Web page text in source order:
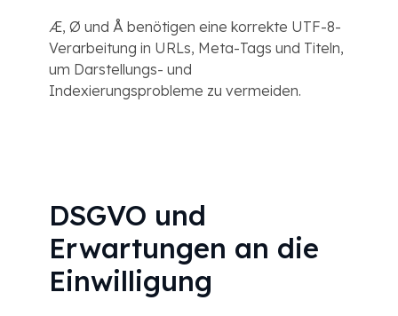
Æ, Ø und Å benötigen eine korrekte UTF-8-
Verarbeitung in URLs, Meta-Tags und Titeln,
um Darstellungs- und
Indexierungsprobleme zu vermeiden.
DSGVO und
Erwartungen an die
Einwilligung